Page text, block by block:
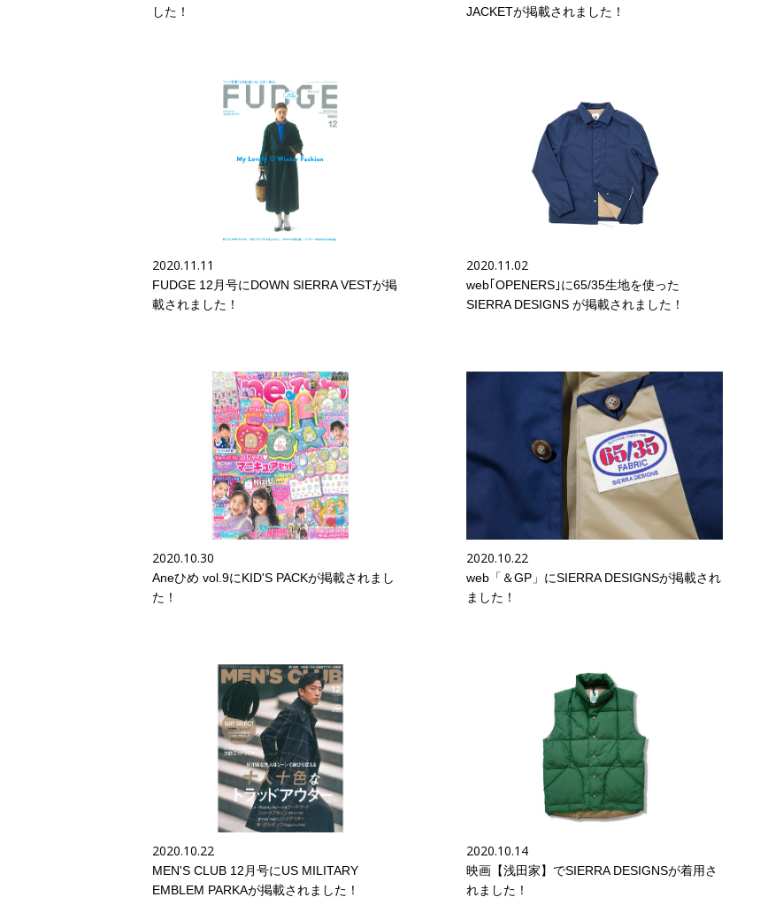
した！
JACKETが掲載されました！
2020.11.11
FUDGE 12月号にDOWN SIERRA VESTが掲
載されました！
2020.11.02
web｢OPENERS｣に65/35生地を使った
SIERRA DESIGNS が掲載されました！
2020.10.30
Aneひめ vol.9にKID'S PACKが掲載されまし
た！
2020.10.22
web「＆GP」にSIERRA DESIGNSが掲載され
ました！
2020.10.22
MEN'S CLUB 12月号にUS MILITARY
EMBLEM PARKAが掲載されました！
2020.10.14
映画【浅田家】でSIERRA DESIGNSが着用さ
れました！